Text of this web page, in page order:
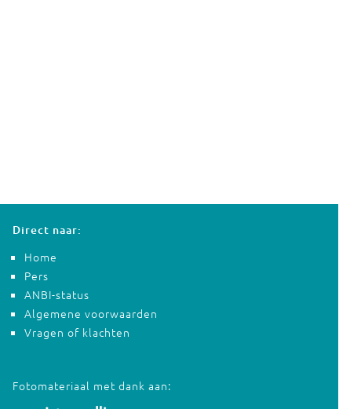
Direct naar:
Home
Pers
ANBI-status
Algemene voorwaarden
Vragen of klachten
Fotomateriaal met dank aan: